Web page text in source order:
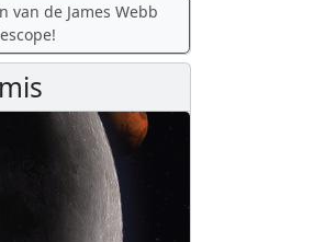
van de James Webb